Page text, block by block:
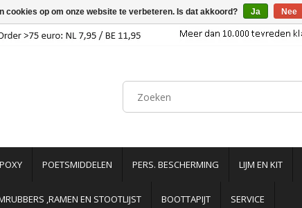
POETSMIDDELEN PERS. BESCHERMING LIJM EN KIT
,RAMEN EN STOOTLIJST BOOTTAPIJT SERVICE
cookies op om onze website te verbeteren. Is dat akkoord? Ja Nee